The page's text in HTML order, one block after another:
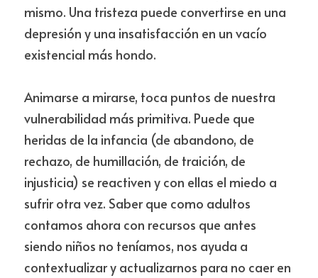
mismo. Una tristeza puede convertirse en una
depresión y una insatisfacción en un vacío
existencial más hondo.
Animarse a mirarse, toca puntos de nuestra
vulnerabilidad más primitiva. Puede que
heridas de la infancia (de abandono, de
rechazo, de humillación, de traición, de
injusticia) se reactiven y con ellas el miedo a
sufrir otra vez. Saber que como adultos
contamos ahora con recursos que antes
siendo niños no teníamos, nos ayuda a
contextualizar y actualizarnos para no caer en